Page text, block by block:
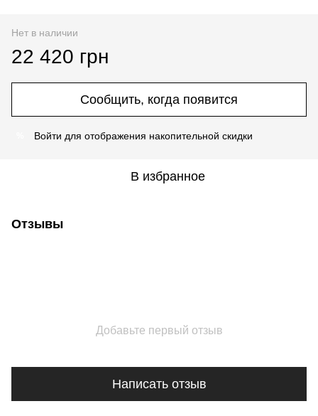
Нет в наличии
22 420 грн
Сообщить, когда появится
Войти для отображения накопительной скидки
В избранное
Отзывы
Добавьте первый отзыв
Написать отзыв